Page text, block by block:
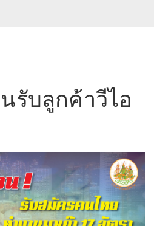
รับลูกค้าวีไอ